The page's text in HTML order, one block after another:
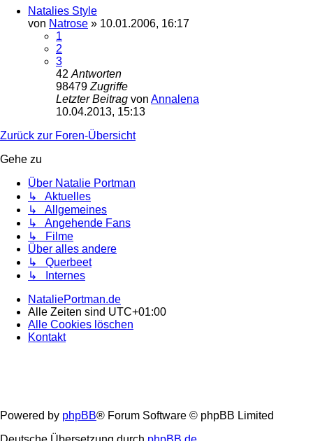
Natalies Style
von Natrose » 10.01.2006, 16:17
1
2
3
42 Antworten
98479 Zugriffe
Letzter Beitrag von Annalena
10.04.2013, 15:13
Zurück zur Foren-Übersicht
Gehe zu
Über Natalie Portman
↳ Aktuelles
↳ Allgemeines
↳ Angehende Fans
↳ Filme
Über alles andere
↳ Querbeet
↳ Internes
NataliePortman.de
Alle Zeiten sind UTC+01:00
Alle Cookies löschen
Kontakt
Powered by phpBB® Forum Software © phpBB Limited